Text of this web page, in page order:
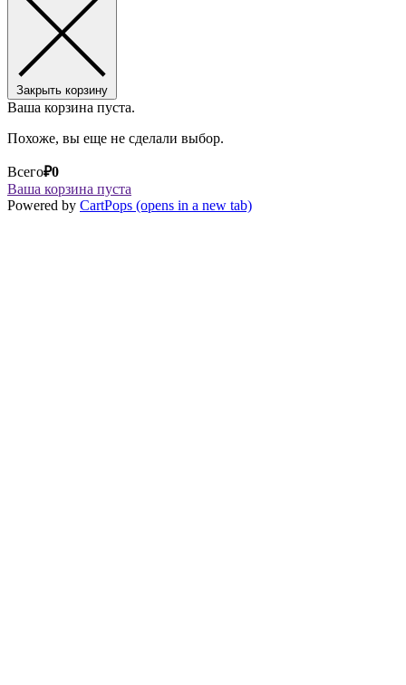
Закрыть корзину
Ваша корзина пуста.
Похоже, вы еще не сделали выбор.
Всего₽0
Ваша корзина пуста
Powered by CartPops (opens in a new tab)